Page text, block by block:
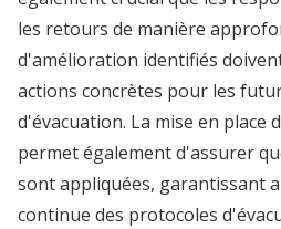
les retours de manière
d'amélioration identifiés
actions concrètes pour les
d'évacuation. La mise en place
permet également d'assurer
sont appliquées, garantissant
continue des protocoles